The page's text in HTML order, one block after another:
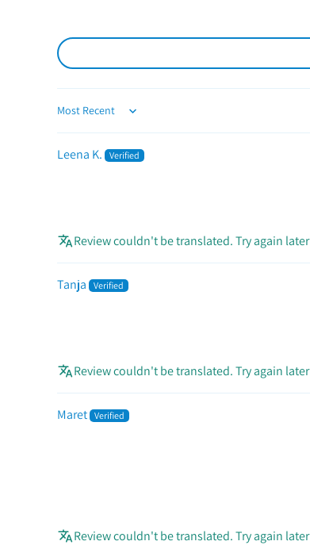
Sort by
Leena K.
Review couldn't be translated. Try again later
Tanja
Review couldn't be translated. Try again later
Maret
Review couldn't be translated. Try again later